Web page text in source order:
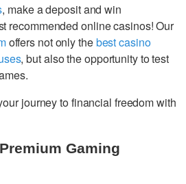
, make a deposit and win
recommended online casinos! Our
offers not only thebest casino
, but also the opportunity to test
journey to financial freedom with
Gaming